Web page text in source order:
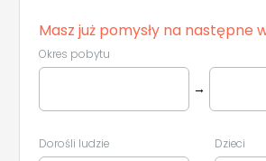
Masz już pomysły na następne
Okres pobytu
→
Dorośli ludzie Dzieci